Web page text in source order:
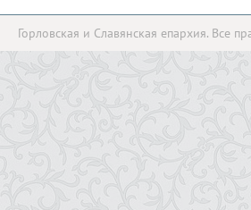
Горловская и Славянская епархия. Все